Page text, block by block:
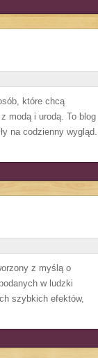
które chcą
modą i urodą. To blog
na codzienny wygląd.
z myślą o
w ludzki
szybkich efektów,